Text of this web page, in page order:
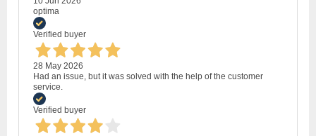
optima
Verified buyer
28 May 2026
Had an issue, but it was solved with the help of the customer
service.
Verified buyer